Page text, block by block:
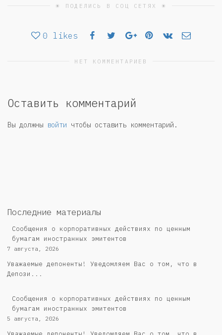
☀ ПОДЕЛИСЬ В СОЦ СЕТЯХ ☀
0 likes
НЕТ КОММЕНТАРИЕВ
Оставить комментарий
Вы должны войти чтобы оставить комментарий.
Последние материалы
Сообщения о корпоративных действиях по ценным
бумагам иностранных эмитентов
7 августа, 2026
Уважаемые депоненты! Уведомляем Вас о том, что в
Депози...
Сообщения о корпоративных действиях по ценным
бумагам иностранных эмитентов
5 августа, 2026